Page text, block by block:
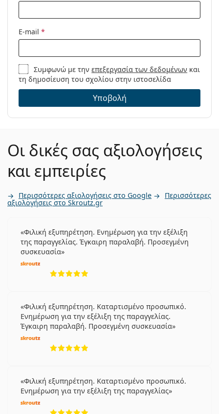
E-mail *
Συμφωνώ με τηνεπεξεργασία των δεδομένων και
τη δημοσίευση του σχολίου στην ιστοσελίδα
Υποβολή
Οι δικές σας αξιολογήσεις
και εμπειρίες
Περισσότερες αξιολογήσεις στο Google Περισσότερες
αξιολογήσεις στο Skroutz.gr
Φιλική εξυπηρέτηση. Ενημέρωση για την εξέλιξη
της παραγγελίας. Έγκαιρη παραλαβή. Προσεγμένη
συσκευασία
Φιλική εξυπηρέτηση. Καταρτισμένο προσωπικό.
Ενημέρωση για την εξέλιξη της παραγγελίας.
Έγκαιρη παραλαβή. Προσεγμένη συσκευασία
Φιλική εξυπηρέτηση. Καταρτισμένο προσωπικό.
Ενημέρωση για την εξέλιξη της παραγγελίας